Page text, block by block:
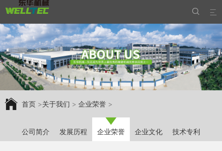


首页>关于我们 > 企业荣誉>
公司简介 发展历程 企业荣誉 企业文化 技术专利